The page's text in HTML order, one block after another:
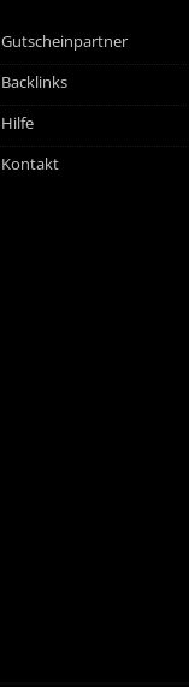
Gutscheinpartner
Backlinks
Hilfe
Kontakt